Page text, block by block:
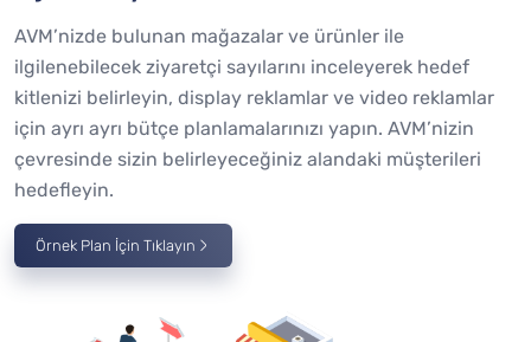
AVM’nizde bulunan mağazalar ve ürünler ile
ilgilenebilecek ziyaretçi sayılarını inceleyerek hedef
kitlenizi belirleyin, display reklamlar ve video reklamlar
için ayrı ayrı bütçe planlamalarınızı yapın. AVM’nizin
çevresinde sizin belirleyeceğiniz alandaki müşterileri
hedefleyin.
Örnek Plan İçin Tıklayın